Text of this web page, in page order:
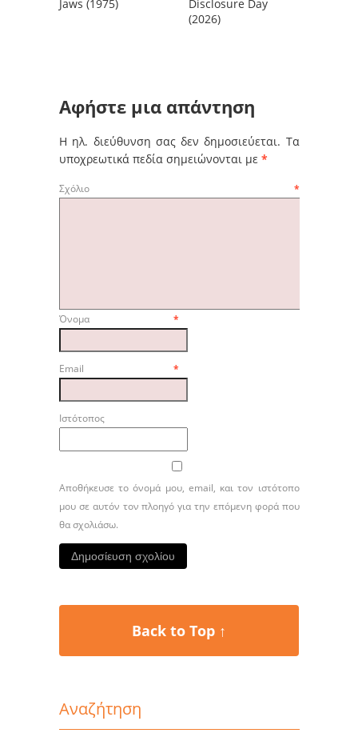
Jaws (1975)
Disclosure Day
(2026)
Αφήστε μια απάντηση
Η ηλ. διεύθυνση σας δεν δημοσιεύεται. Τα
υποχρεωτικά πεδία σημειώνονται με *
Σχόλιο *
Όνομα*
Email*
Ιστότοπος
Αποθήκευσε το όνομά μου, email, και τον ιστότοπο
μου σε αυτόν τον πλοηγό για την επόμενη φορά που
θα σχολιάσω.
Back to Top ↑
Αναζήτηση